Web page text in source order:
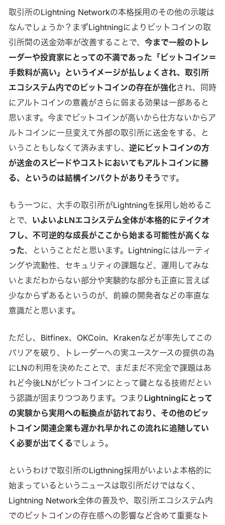
取引所のLightning Networkの本格採用のその他の示唆は
なんでしょうか？まずLightningによりビットコインの取
引所間の送金効率が改善することで、 今まで一般のトレ
ーダーや投資家にとっての不満であった「ビットコイン＝
手数料が高い」というイメージが払しょくされ、取引所
エコシステム内でのビットコインの存在が強化され、同時
にアルトコインの意義がさらに弱まる効果は一部あると
思います。今までビットコインが高いから仕方ないからア
ルトコインに一旦変えて外部の取引所に送金をする、と
いうこともしなくて済みますし、 逆にビットコインの方
が送金のスピードやコストにおいてもアルトコインに勝
る、というのは結構インパクトがありそうです。
もう一つに、大手の取引所がLightningを採用し始めるこ
とで、 いよいよLNエコシステム全体が本格的にテイクオ
フし、不可逆的な成長がここから始まる可能性が高くな
った、ということだと思います。Lightningにはルーティ
ングや流動性、セキュリティの課題など、運用してみな
いとまだわからない部分や実験的な部分も正直に言えば
少なからずあるというのが、前線の開発者などの率直な
意識だと思います。
ただし、Bitfinex、OKCoin、Krakenなどが率先してこの
バリアを破り、トレーダーへの実ユースケースの提供の為
にLNの利用を決めたことで、まだまだ不完全で課題はあ
れど今後LNがビットコインにとって鍵となる技術だとい
う認識が固まりつつあります。つまり Lightningにとって
の実験から実用への転換点が訪れており、その他のビッ
トコイン関連企業も遅かれ早かれこの流れに追随してい
く必要が出てくるでしょう。
というわけで取引所のLigthning採用がいよいよ本格的に
始まっているというニュースは取引所だけではなく、
Lightning Network全体の普及や、取引所エコシステム内
でのビットコインの存在感への影響など含めて重要なト